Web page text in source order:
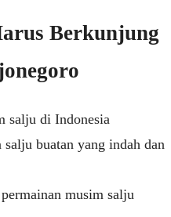
Berkunjung
salju di Indonesia
buatan yang indah dan
musim salju